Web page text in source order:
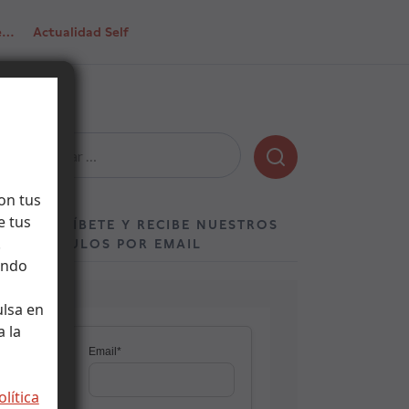
tus
tus
en
la
Actualidad Self
SUSCRÍBETE Y RECIBE NUESTROS
ARTÍCULOS POR EMAIL